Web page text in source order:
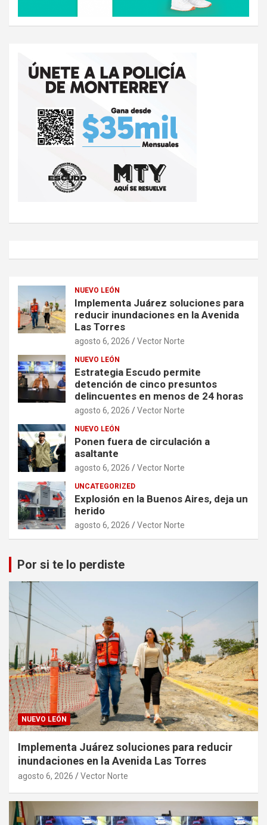
NUEVO LEÓN
Implementa Juárez soluciones para
reducir inundaciones en la Avenida
Las Torres
agosto 6, 2026 Vector Norte
NUEVO LEÓN
Estrategia Escudo permite
detención de cinco presuntos
delincuentes en menos de 24 horas
agosto 6, 2026 Vector Norte
NUEVO LEÓN
Ponen fuera de circulación a
asaltante
agosto 6, 2026 Vector Norte
UNCATEGORIZED
Explosión en la Buenos Aires, deja un
herido
agosto 6, 2026 Vector Norte
Por si te lo perdiste
NUEVO LEÓN
Implementa Juárez soluciones para reducir
inundaciones en la Avenida Las Torres
agosto 6, 2026 Vector Norte